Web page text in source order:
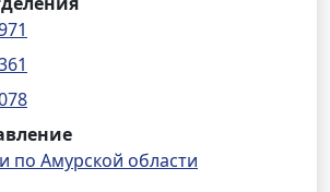
по Амурской области